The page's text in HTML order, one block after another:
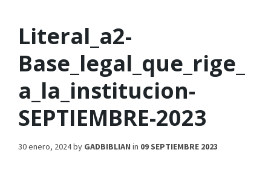
Literal_a2-
Base_legal_que_rige_
a_la_institucion-
SEPTIEMBRE-2023
30 enero, 2024by GADBIBLIAN in 09 SEPTIEMBRE 2023